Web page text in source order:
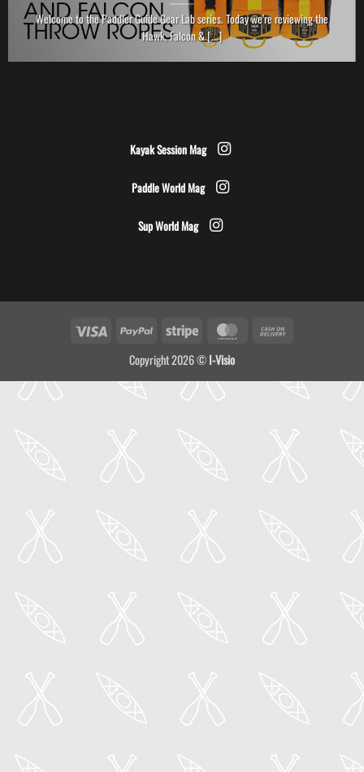
Welcome to the Paddler Guide Gear Lab series. Today we’re reviewing the
Hawk, Falcon & [...]
Kayak Session Mag
Paddle World Mag
Sup World Mag
Visa PayPal Stripe MasterCard
Copyright 2026 ©I-Visio